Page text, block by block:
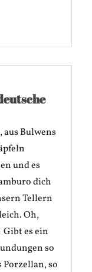
aus Bulwens
und es
dich
Tellern
Oh,
Gibt es ein
so
so